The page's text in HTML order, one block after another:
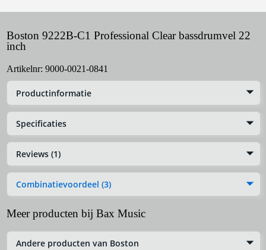
Boston 9222B-C1 Professional Clear bassdrumvel 22
inch
Artikelnr: 9000-0021-0841
Productinformatie
Specificaties
Reviews (1)
Combinatievoordeel (3)
Meer producten bij Bax Music
Andere producten van Boston